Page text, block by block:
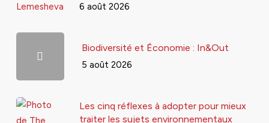
6 août 2026
Biodiversité et Économie : In&Out
5 août 2026
Les cinq réflexes à adopter pour mieux
traiter les sujets environnementaux